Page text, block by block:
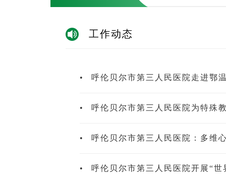
工作动态
• 呼伦贝尔市第三人民医院走进鄂
• 呼伦贝尔市第三人民医院为特殊
• 呼伦贝尔市第三人民医院：多维
• 呼伦贝尔市第三人民医院开展“